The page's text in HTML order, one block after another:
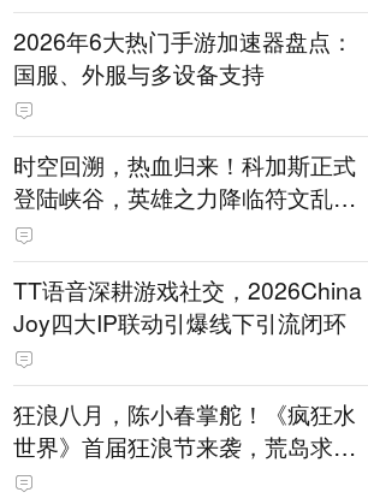
2026年6大热门手游加速器盘点：
国服、外服与多设备支持
时空回溯，热血归来！科加斯正式
登陆峡谷，英雄之力降临符文乱
斗！
TT语音深耕游戏社交，2026China
Joy四大IP联动引爆线下引流闭环
狂浪八月，陈小春掌舵！《疯狂水
世界》首届狂浪节来袭，荒岛求生
直播即将开启